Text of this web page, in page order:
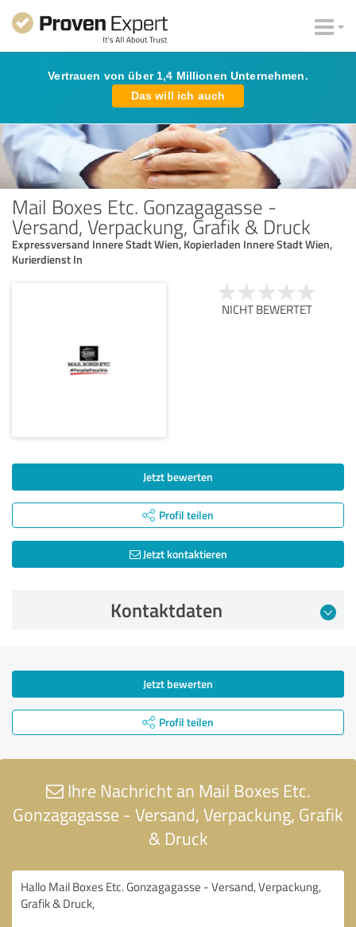
Vertrauen von über 1,4 Millionen Unternehmen.
Das will ich auch
Mail Boxes Etc. Gonzagagasse -
Versand, Verpackung, Grafik & Druck
Expressversand Innere Stadt Wien, Kopierladen Innere Stadt Wien,
Kurierdienst In
NICHT BEWERTET
Jetzt bewerten
Profil teilen
Jetzt kontaktieren
Kontaktdaten
Jetzt bewerten
Profil teilen
Ihre Nachricht an Mail Boxes Etc.
Gonzagagasse - Versand, Verpackung, Grafik
& Druck